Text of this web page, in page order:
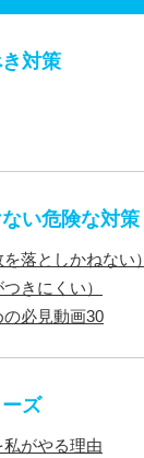
対策
い危険な対策
落としかねない）
きにくい）
必見動画30
ズ
がやる理由